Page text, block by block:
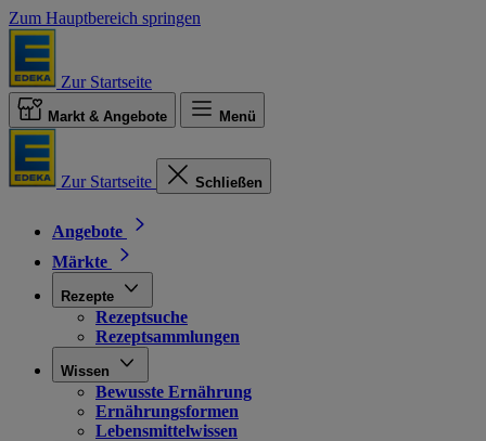
Zum Hauptbereich springen
Zur Startseite
Markt & Angebote Menü
Zur Startseite Schließen
Angebote
Märkte
Rezepte
Rezeptsuche
Rezeptsammlungen
Wissen
Bewusste Ernährung
Ernährungsformen
Lebensmittelwissen